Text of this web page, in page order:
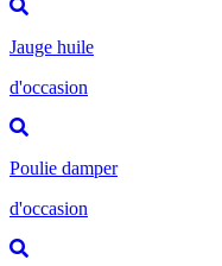
Jauge huile
d'occasion
Poulie damper
d'occasion